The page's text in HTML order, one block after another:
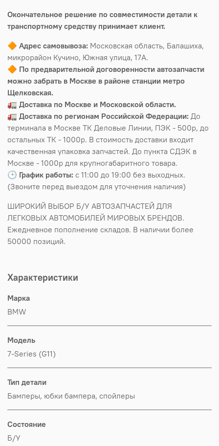
Окончательное решение по совместимости детали к
транспортному средству принимает клиент.
🔶 Адрес самовывоза: Московская область, Балашиха,
микрорайон Кучино, Южная улица, 17А.
🔶 По предварительной договоренности автозапчасти
можно забрать в Москве в районе станции метро
Щелковская.
🚛 Доставка по Москве и Московской области.
🚛 Доставка по регионам Российской Федерации: До
терминала в Москве ТК Деловые Линии, ПЭК - 500р, до
остальных ТК - 1000р. В стоимость доставки входит
качественная упаковка запчастей. До пункта СДЭК в
Москве - 1000р для крупногабаритного товара.
🕒 График работы: с 11:00 до 19:00 без выходных.
(Звоните перед выездом для уточнения наличия)
ШИРОКИЙ ВЫБОР Б/У АВТОЗАПЧАСТЕЙ ДЛЯ
ЛЕГКОВЫХ АВТОМОБИЛЕЙ МИРОВЫХ БРЕНДОВ.
Ежедневное пополнение складов. В наличии более
50000 позиций.
Характеристики
Марка
BMW
Модель
7-Series (G11)
Тип детали
Бамперы, юбки бампера, спойлеры
Состояние
Б/У